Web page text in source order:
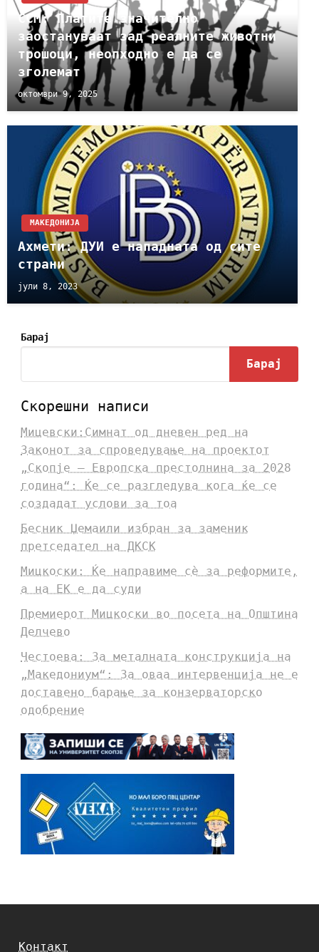
ССМ: Платите значително
заостануваат зад реалните животни
трошоци, неопходно е да се
зголемат
октомври 9, 2025
МАКЕДОНИЈА
Ахмети: ДУИ е нападната од сите
страни
јули 8, 2023
Барај
Барај
Скорешни написи
Мицевски:Симнат од дневен ред на
Законот за спроведување на проектот
„Скопје – Европска престолнина за 2028
година“: Ќе се разгледува кога ќе се
создадат услови за тоа
Бесник Џемаили избран за заменик
претседател на ДКСК
Мицкоски: Ќе направиме сè за реформите,
а на ЕК е да суди
Премиерот Мицкоски во посета на Општина
Делчево
Честоева: За металната конструкција на
„Македониум“: За оваа интервенција не е
доставено барање за конзерваторско
одобрение
Контакт